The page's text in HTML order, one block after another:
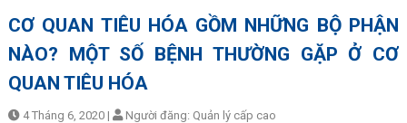
CƠ QUAN TIÊU HÓA GỒM NHỮNG BỘ PHẬN
NÀO? MỘT SỐ BỆNH THƯỜNG GẶP Ở CƠ
QUAN TIÊU HÓA
4 Tháng 6, 2020 | Người đăng: Quản lý cấp cao